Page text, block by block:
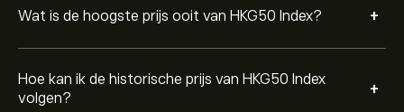
Wat is de hoogste prijs ooit van HKG50 Index? +
Hoe kan ik de historische prijs van HKG50 Index
volgen?
+